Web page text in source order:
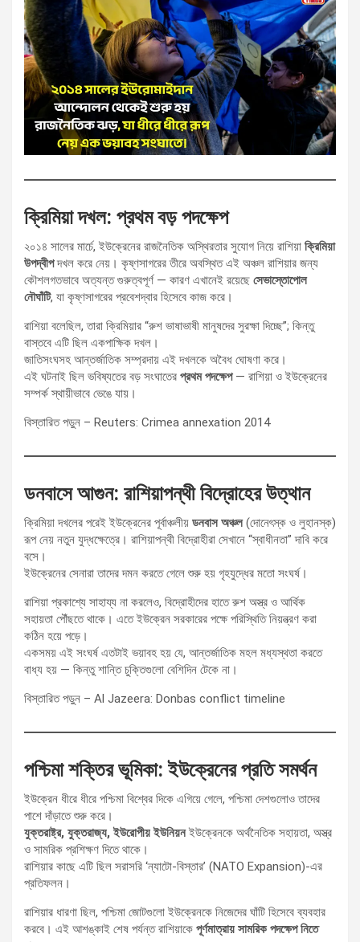
ক্রিমিয়া দখল: প্রথম বড় পদক্ষেপ
২০১৪ সালের মার্চে, ইউক্রেনের রাজনৈতিক অস্থিরতার সুযোগ নিয়ে রাশিয়া ক্রিমিয়া
উপদ্বীপদখল করে নেয়। কৃষ্ণসাগরের তীরে অবস্থিত এই অঞ্চল রাশিয়ার জন্য
কৌশলগতভাবে অত্যন্ত গুরুত্বপূর্ণ — কারণ এখানেই রয়েছে সেভাস্তোপোল
নৌঘাঁটি, যা কৃষ্ণসাগরের প্রবেশদ্বার হিসেবে কাজ করে।
রাশিয়া বলেছিল, তারা ক্রিমিয়ার “রুশ ভাষাভাষী মানুষদের সুরক্ষা দিচ্ছে”; কিন্তু
বাস্তবে এটি ছিল একপাক্ষিক দখল।
জাতিসংঘসহ আন্তর্জাতিক সম্প্রদায় এই দখলকে অবৈধ ঘোষণা করে।
এই ঘটনাই ছিল ভবিষ্যতের বড় সংঘাতের প্রথম পদক্ষেপ— রাশিয়া ও ইউক্রেনের
সম্পর্ক স্থায়ীভাবে ভেঙে যায়।
বিস্তারিত পড়ুন – Reuters: Crimea annexation 2014
ডনবাসে আগুন: রাশিয়াপন্থী বিদ্রোহের উত্থান
ক্রিমিয়া দখলের পরেই ইউক্রেনের পূর্বাঞ্চলীয় ডনবাস অঞ্চল(দোনেৎস্ক ও লুহানস্ক)
রূপ নেয় নতুন যুদ্ধক্ষেত্রে। রাশিয়াপন্থী বিদ্রোহীরা সেখানে “স্বাধীনতা” দাবি করে
বসে।
ইউক্রেনের সেনারা তাদের দমন করতে গেলে শুরু হয় গৃহযুদ্ধের মতো সংঘর্ষ।
রাশিয়া প্রকাশ্যে সাহায্য না করলেও, বিদ্রোহীদের হাতে রুশ অস্ত্র ও আর্থিক
সহায়তা পৌঁছতে থাকে। এতে ইউক্রেন সরকারের পক্ষে পরিস্থিতি নিয়ন্ত্রণ করা
কঠিন হয়ে পড়ে।
একসময় এই সংঘর্ষ এতটাই ভয়াবহ হয় যে, আন্তর্জাতিক মহল মধ্যস্থতা করতে
বাধ্য হয় — কিন্তু শান্তি চুক্তিগুলো বেশিদিন টেকে না।
বিস্তারিত পড়ুন – Al Jazeera: Donbas conflict timeline
পশ্চিমা শক্তির ভূমিকা: ইউক্রেনের প্রতি সমর্থন
ইউক্রেন ধীরে ধীরে পশ্চিমা বিশ্বের দিকে এগিয়ে গেলে, পশ্চিমা দেশগুলোও তাদের
পাশে দাঁড়াতে শুরু করে।
যুক্তরাষ্ট্র, যুক্তরাজ্য, ইউরোপীয় ইউনিয়নইউক্রেনকে অর্থনৈতিক সহায়তা, অস্ত্র
ও সামরিক প্রশিক্ষণ দিতে থাকে।
রাশিয়ার কাছে এটি ছিল সরাসরি ‘ন্যাটো-বিস্তার’ (NATO Expansion)-এর
প্রতিফলন।
রাশিয়ার ধারণা ছিল, পশ্চিমা জোটগুলো ইউক্রেনকে নিজেদের ঘাঁটি হিসেবে ব্যবহার
করবে। এই আশঙ্কাই শেষ পর্যন্ত রাশিয়াকে পূর্ণমাত্রায় সামরিক পদক্ষেপ নিতে